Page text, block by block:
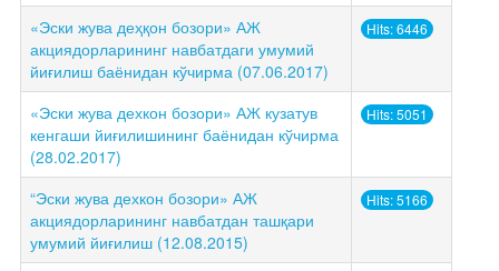
«Эски жува деҳқон бозори» АЖ
акциядорларининг навбатдаги умумий
йиғилиш баёнидан кўчирма (07.06.2017)
Hits: 6446
«Эски жува дехкон бозори» АЖ кузатув
кенгаши йиғилишининг баёнидан кўчирма
(28.02.2017)
Hits: 5051
“Эски жува дехкон бозори» АЖ
акциядорларининг навбатдан ташқари
умумий йиғилиш (12.08.2015)
Hits: 5166